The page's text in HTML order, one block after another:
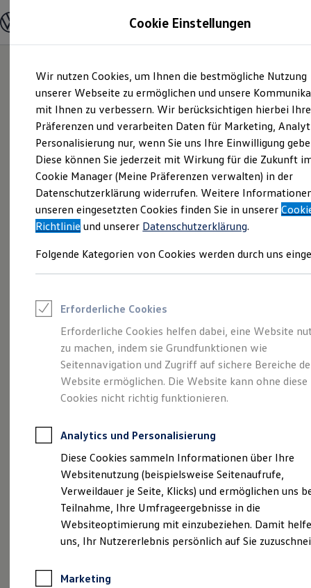
Hauptinhalt
springen
Footer
springen
Modelle und Konfigurator
Modelle vergleichen
Elektroautos
ENERGY Sondermodelle
Nutzfahrzeuge
SUV und CUV
Familienautos
Kombis
Kompaktwagen
Sportwagen
Schnell verfügbare Fahrzeuge
Angebote und Produkte
Aktuelle Angebote
E-Auto-Förderung
Volkswagen Marktplatz
Junge Gebrauchtwagen und Gebrauchtwagen
Saisonangebote
Leasing
Leasing-Angebote
Gebrauchtwagen Leasing
Junge Gebrauchtwagen-Leasing
Elektroauto Leasing
Kleinwagen-Leasing
Leasing ohne Anzahlung
Autokredit mit Schlussrate
Versicherungen und Garantien
Kfz-Versicherung
Restschuldversicherungen
Garantien
Wartungsverträge
Geschäftskunden
Professional Class bei Volkswagen
Großkunden
Behörden
Anpfiff zum Gewinn
Eine Spur Extra. Der
neue vollelektrische
ID. Polo
Impressum & Rechtliches
Cookie Einstellungen
Wir nutzen Cookies, um Ihnen die bestmögliche Nutzung
unserer Webseite zu ermöglichen und unsere
mit Ihnen zu verbessern. Wir berücksichtigen hierbei Ihre
Präferenzen und verarbeiten Daten für Marketing,
Personalisierung nur, wenn Sie uns Ihre Einwilligung
Diese können Sie jederzeit mit Wirkung für die Zukunft
Cookie Manager (Meine Präferenzen verwalten) in der
Datenschutzerklärung widerrufen. Weitere
unseren eingesetzten Cookies finden Sie in unserer
Richtlinie und unserer Datenschutzerklärung.
Folgende Kategorien von Cookies werden durch uns
Erforderliche Cookies
Erforderliche Cookies helfen dabei, eine Website
zu machen, indem sie Grundfunktionen wie
Seitennavigation und Zugriff auf sichere Bereiche
Website ermöglichen. Die Website kann ohne diese
Cookies nicht richtig funktionieren.
Analytics und Personalisierung
Diese Cookies sammeln Informationen über Ihre
Websitenutzung (beispielsweise Seitenaufrufe,
Verweildauer je Seite, Klicks) und ermöglichen uns
Teilnahme, Ihre Umfrageergebnisse in die
Websiteoptimierung mit einzubeziehen. Damit
uns, Ihr Nutzererlebnis persönlich auf Sie
Marketing